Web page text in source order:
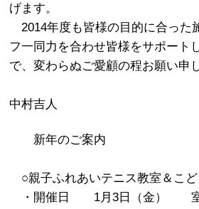
げます。
2014年度も皆様の目的に合った
フ一同力を合わせ皆様をサポート
で、変わらぬご愛顧の程お願い申
中村吉人
新年のご案内
○親子ふれあいテニス教室＆
・開催日 1月3日（金） 室